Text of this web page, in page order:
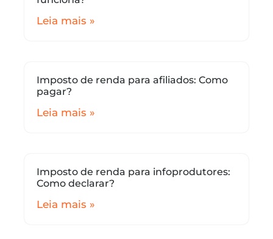
Leia mais »
Imposto de renda para afiliados: Como
pagar?
Leia mais »
Imposto de renda para infoprodutores:
Como declarar?
Leia mais »